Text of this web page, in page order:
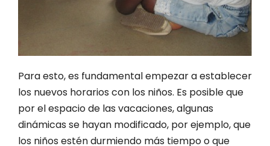
Para esto,es fundamental empezar a establecer
los nuevos horarios con los niños. Es posible que
por el espacio de las vacaciones, algunas
dinámicas se hayan modificado, por ejemplo, que
los niños estén durmiendo más tiempo o que